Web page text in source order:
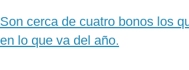
Son cerca de cuatro bonos los
en lo que va del año.